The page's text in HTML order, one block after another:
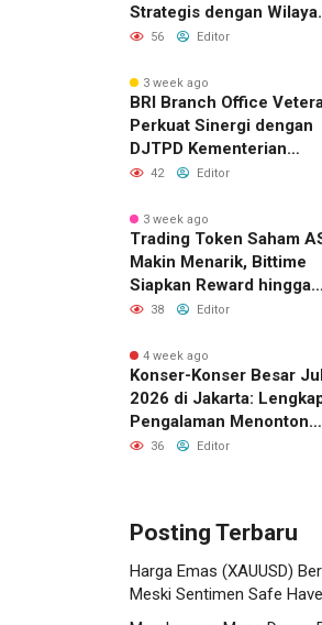
Strategis dengan
Sverdlovsk, Rusia untuk
56 Editor
3 week ago
BRI Branch Office
Perkuat Sinergi dengan
DJTPD Kementerian
Komdigi RI melalui
Layanan BRI
42 Editor
3 week ago
Trading Token Saham
Makin Menarik, Bittime
Siapkan Reward hingga
Rp10 Juta
38 Editor
4 week ago
Konser-Konser Besar
2026 di Jakarta:
Pengalaman Menonton
dengan Menginap Lebih
36 Editor
Posting Terbaru
Harga Emas (XAUUSD)
Meski Sentimen Safe